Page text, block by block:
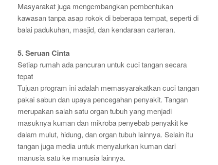
Masyarakat juga mengembangkan pembentukan
kawasan tanpa asap rokok di beberapa tempat, seperti di
balai padukuhan, masjid, dan kendaraan carteran.
5. Seruan Cinta
Setiap rumah ada pancuran untuk cuci tangan secara
tepat
Tujuan program ini adalah memasyarakatkan cuci tangan
pakai sabun dan upaya pencegahan penyakit. Tangan
merupakan salah satu organ tubuh yang menjadi
masuknya kuman dan mikroba penyebab penyakit ke
dalam mulut, hidung, dan organ tubuh lainnya. Selain itu
tangan juga media untuk menyalurkan kuman dari
manusia satu ke manusia lainnya.